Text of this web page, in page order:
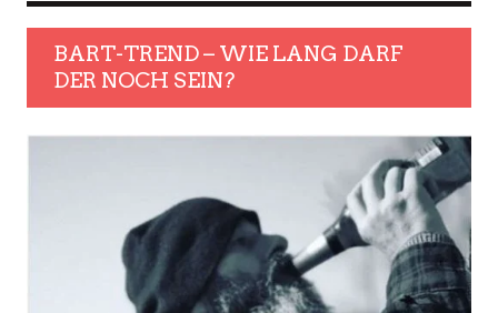
BART-TREND – WIE LANG DARF
DER NOCH SEIN?